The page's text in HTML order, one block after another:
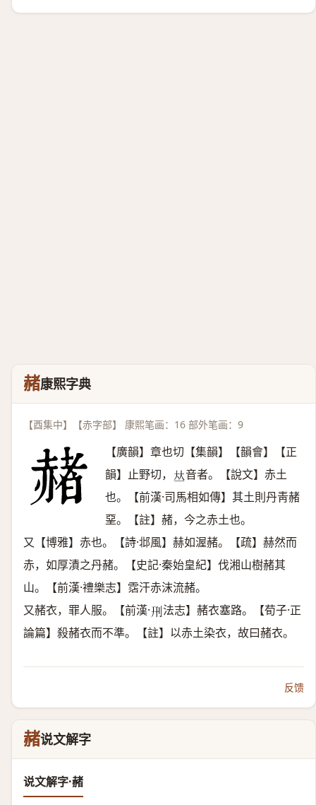
赭康熙字典
【酉集中】【赤字部】 康熙笔画：16 部外笔画：9
【廣韻】章也切【集韻】【韻會】【正
韻】止野切， 𠀤音者。【說文】赤土
也。【前漢·司馬相如傳】其土則丹靑赭
堊。【註】赭，今之赤土也。
又【博雅】赤也。【詩·邶風】赫如渥赭。【疏】赫然而
赤，如厚漬之丹赭。【史記·秦始皇紀】伐湘山樹赭其
山。【前漢·禮樂志】霑汗赤沫流赭。
又赭衣，罪人服。【前漢·𠛬法志】赭衣塞路。【荀子·正
論篇】殺赭衣而不準。【註】以赤土染衣，故曰赭衣。
反馈
赭说文解字
说文解字·赭